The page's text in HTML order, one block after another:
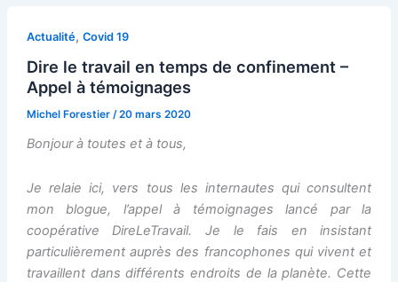
Actualité, Covid 19
Dire le travail en temps de confinement –
Appel à témoignages
Michel Forestier /20 mars 2020
Bonjour à toutes et à tous,
Je relaie ici, vers tous les internautes qui consultent
mon blogue, l’appel à témoignages lancé par la
coopérative DireLeTravail. Je le fais en insistant
particulièrement auprès des francophones qui vivent et
travaillent dans différents endroits de la planète. Cette